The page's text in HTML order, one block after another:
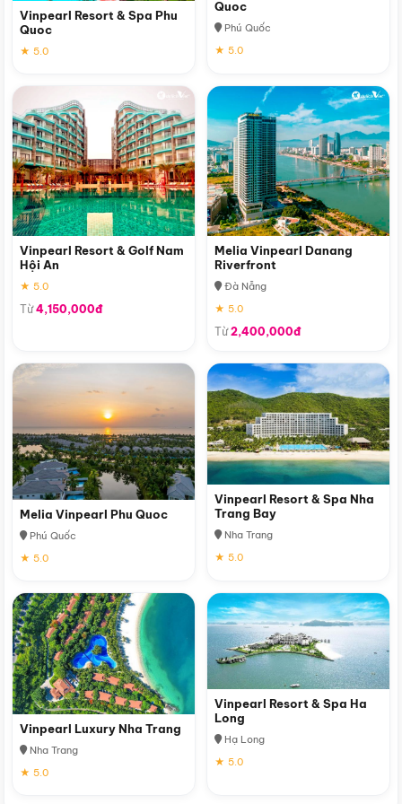
Vinpearl Resort & Spa Phu
Quoc
★ 5.0
Quoc
Phú Quốc
★ 5.0
Vinpearl Resort & Golf Nam
Hội An
★ 5.0
Từ4,150,000đ
Melia Vinpearl Danang
Riverfront
Đà Nẵng
★ 5.0
Từ2,400,000đ
Melia Vinpearl Phu Quoc
Phú Quốc
★ 5.0
Vinpearl Resort & Spa Nha
Trang Bay
Nha Trang
★ 5.0
Vinpearl Luxury Nha Trang
Nha Trang
★ 5.0
Vinpearl Resort & Spa Ha
Long
Hạ Long
★ 5.0